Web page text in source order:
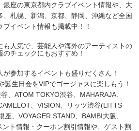
銀座の東京都内クラブイベント情報や、大
、札幌、新潟、京都、静岡、沖縄など全国
ブイベント情報も掲載中！！
も人気で、芸能人や海外のアーティストの
のチェックにもおすすめ！
参加するイベントも盛りだくさん！
誕生日会をVIPでゴージャスに楽しもう！
、ATOM TOKYO渋谷、MAHARAJA、
、VISION、リッツ渋谷(LITTS
座、VOYAGER STAND、BAMBI大阪、
ト情報・クーポン割引情報や、ゲスト割